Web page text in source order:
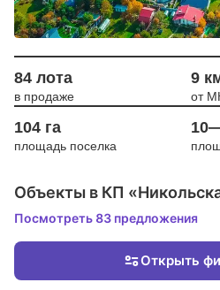
84 лота
в продаже
9
от
104 га
площадь поселка
Объекты в КП
Посмотреть 83 предложения
Открыть